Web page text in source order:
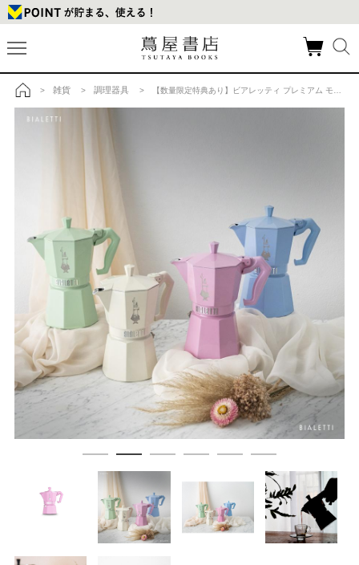
トップ
> 雑貨 > 調理器具 > 【数量限定特典あり】ビアレッティ プレミアム モカエキスプレス エクスクルーシブ 3カップ ピンクの商品詳細